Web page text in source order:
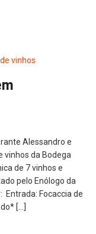
Alessandro e
vinhos da Bodega
de 7 vinhos e
pelo Enólogo da
Entrada: Focaccia de
[…]